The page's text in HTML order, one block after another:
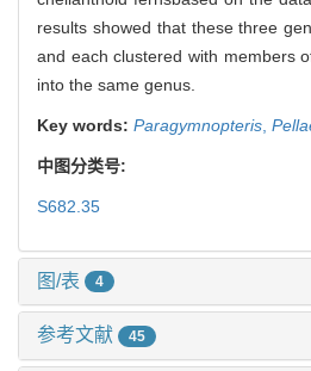
results showed that these three
and each clustered with members
into the same genus.
Key words: Paragymnopteris
中图分类号:
S682.35
图/表 4
参考文献 45